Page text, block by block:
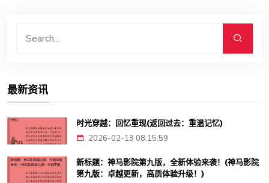
最新资讯
时光穿越：回忆重现(返回过去：重温记忆)
2026-02-13 08:15:59
新标题：神马影院第九版，全新体验来袭！(神马影院
第九版：卓越更新，高质体验升级！)